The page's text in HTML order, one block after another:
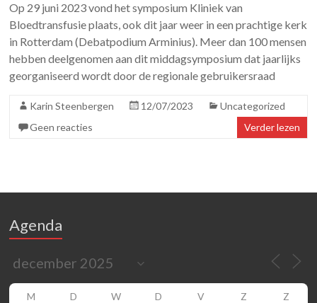
Op 29 juni 2023 vond het symposium Kliniek van
Bloedtransfusie plaats, ook dit jaar weer in een prachtige kerk
in Rotterdam (Debatpodium Arminius). Meer dan 100 mensen
hebben deelgenomen aan dit middagsymposium dat jaarlijks
georganiseerd wordt door de regionale gebruikersraad
Karin Steenbergen 12/07/2023
Uncategorized
Geen reacties
Verder lezen
Agenda
M D W D V Z Z